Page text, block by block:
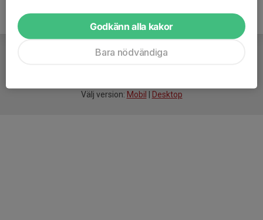
Välj version: Mobil Desktop
Godkänn alla kakor
Bara nödvändiga